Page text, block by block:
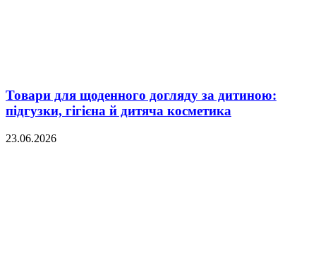
Товари для щоденного догляду за дитиною:
підгузки, гігієна й дитяча косметика
23.06.2026